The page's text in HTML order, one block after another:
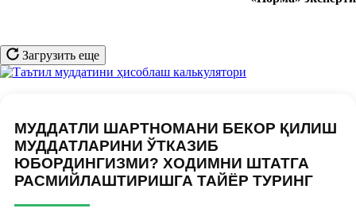
Загрузить еще
МУДДАТЛИ ШАРТНОМАНИ БЕКОР ҚИЛИШ
МУДДАТЛАРИНИ ЎТКАЗИБ
ЮБОРДИНГИЗМИ? ХОДИМНИ ШТАТГА
РАСМИЙЛАШТИРИШГА ТАЙЁР ТУРИНГ